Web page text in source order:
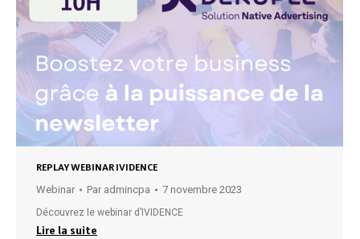
REPLAY WEBINAR IVIDENCE
Webinar Par admincpa 7 novembre 2023
Découvrez le webinar d’IVIDENCE
Lire la suite